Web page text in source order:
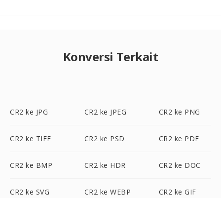
Konversi Terkait
CR2 ke JPG CR2 ke JPEG CR2 ke PNG
CR2 ke TIFF CR2 ke PSD CR2 ke PDF
CR2 ke BMP CR2 ke HDR CR2 ke DOC
CR2 ke SVG CR2 ke WEBP CR2 ke GIF